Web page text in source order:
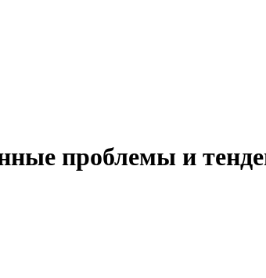
проблемы и